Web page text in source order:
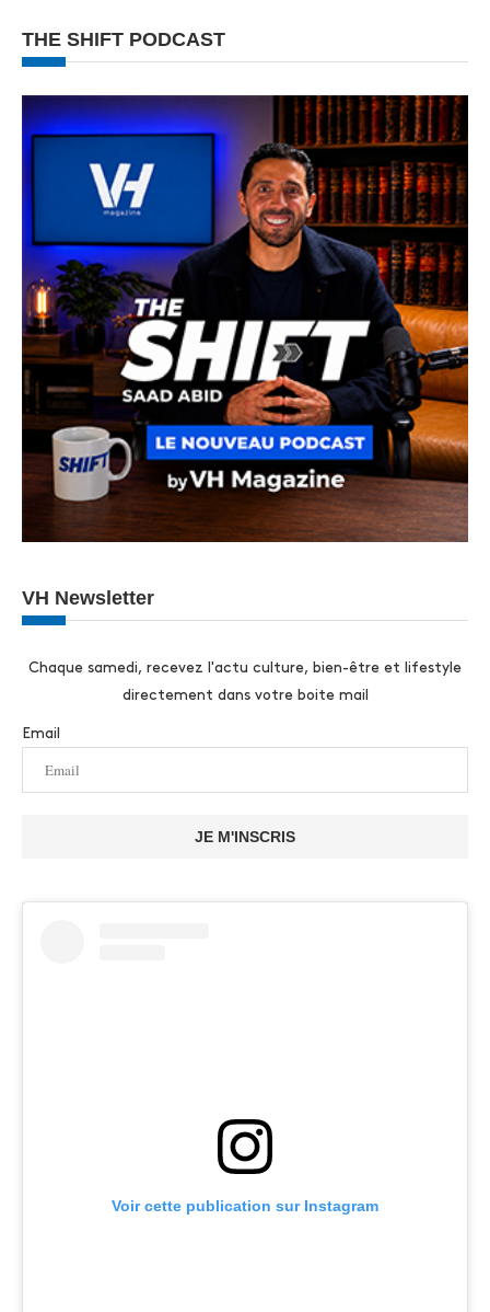
THE SHIFT PODCAST
VH Newsletter
Chaque samedi, recevez l'actu culture, bien-être et lifestyle
directement dans votre boite mail
Email
JE M'INSCRIS
Voir cette publication sur Instagram